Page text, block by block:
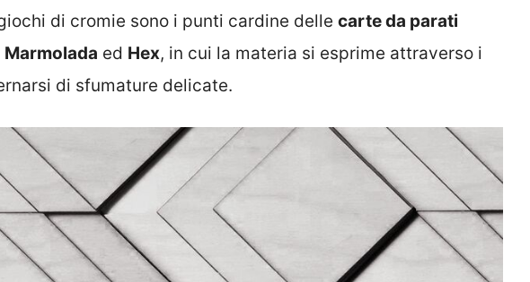
di cromie sono i punti cardine delle carte da parati
Marmolada ed Hex, in cui la materia si esprime attraverso i
di sfumature delicate.